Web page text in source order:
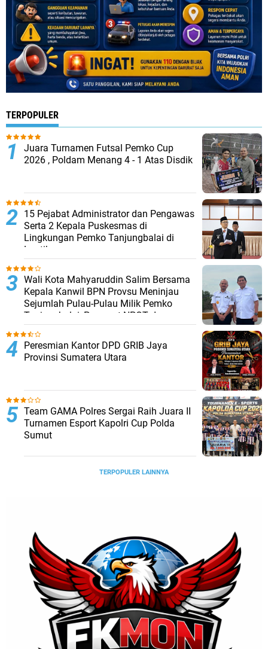
TERPOPULER
Juara Turnamen Futsal Pemko Cup
2026 , Poldam Menang 4 - 1 Atas Disdik
15 Pejabat Administrator dan Pengawas
Serta 2 Kepala Puskesmas di
Lingkungan Pemko Tanjungbalai di
Lantik
Wali Kota Mahyaruddin Salim Bersama
Kepala Kanwil BPN Provsu Meninjau
Sejumlah Pulau-Pulau Milik Pemko
Tanjungbalai, Percepat NPGT dan
Sertifikasi Aset
Peresmian Kantor DPD GRIB Jaya
Provinsi Sumatera Utara
Team GAMA Polres Sergai Raih Juara II
Turnamen Esport Kapolri Cup Polda
Sumut
TERPOPULER LAINNYA